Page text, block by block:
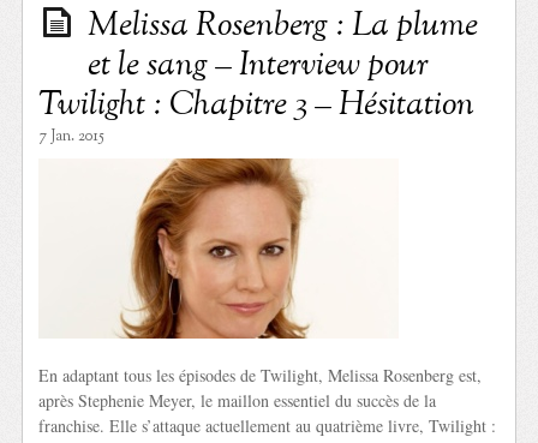
Melissa Rosenberg : La plume
et le sang – Interview pour
Twilight : Chapitre 3 – Hésitation
7 Jan. 2015
En adaptant tous les épisodes de Twilight, Melissa Rosenberg est,
après Stephenie Meyer, le maillon essentiel du succès de la
franchise. Elle s’attaque actuellement au quatrième livre, Twilight :